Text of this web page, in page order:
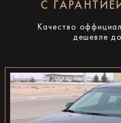
С
Качество
дешевле